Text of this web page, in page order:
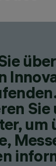
Sie
um